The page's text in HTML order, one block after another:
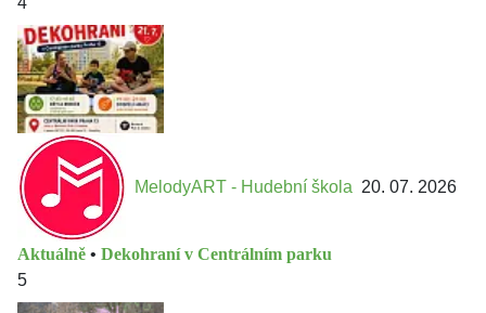
MelodyART - Hudební škola 20. 07. 2026
Aktuálně • Dekohraní v Centrálním parku
5